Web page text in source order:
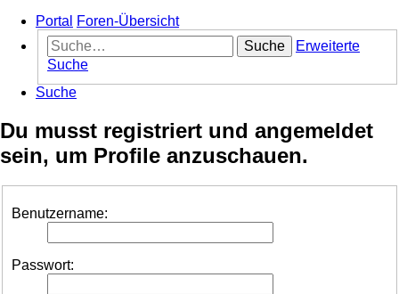
Portal
Foren-Übersicht
Suche
Erweiterte
Suche
Suche
Du musst registriert und angemeldet
sein, um Profile anzuschauen.
Benutzername:
Passwort: